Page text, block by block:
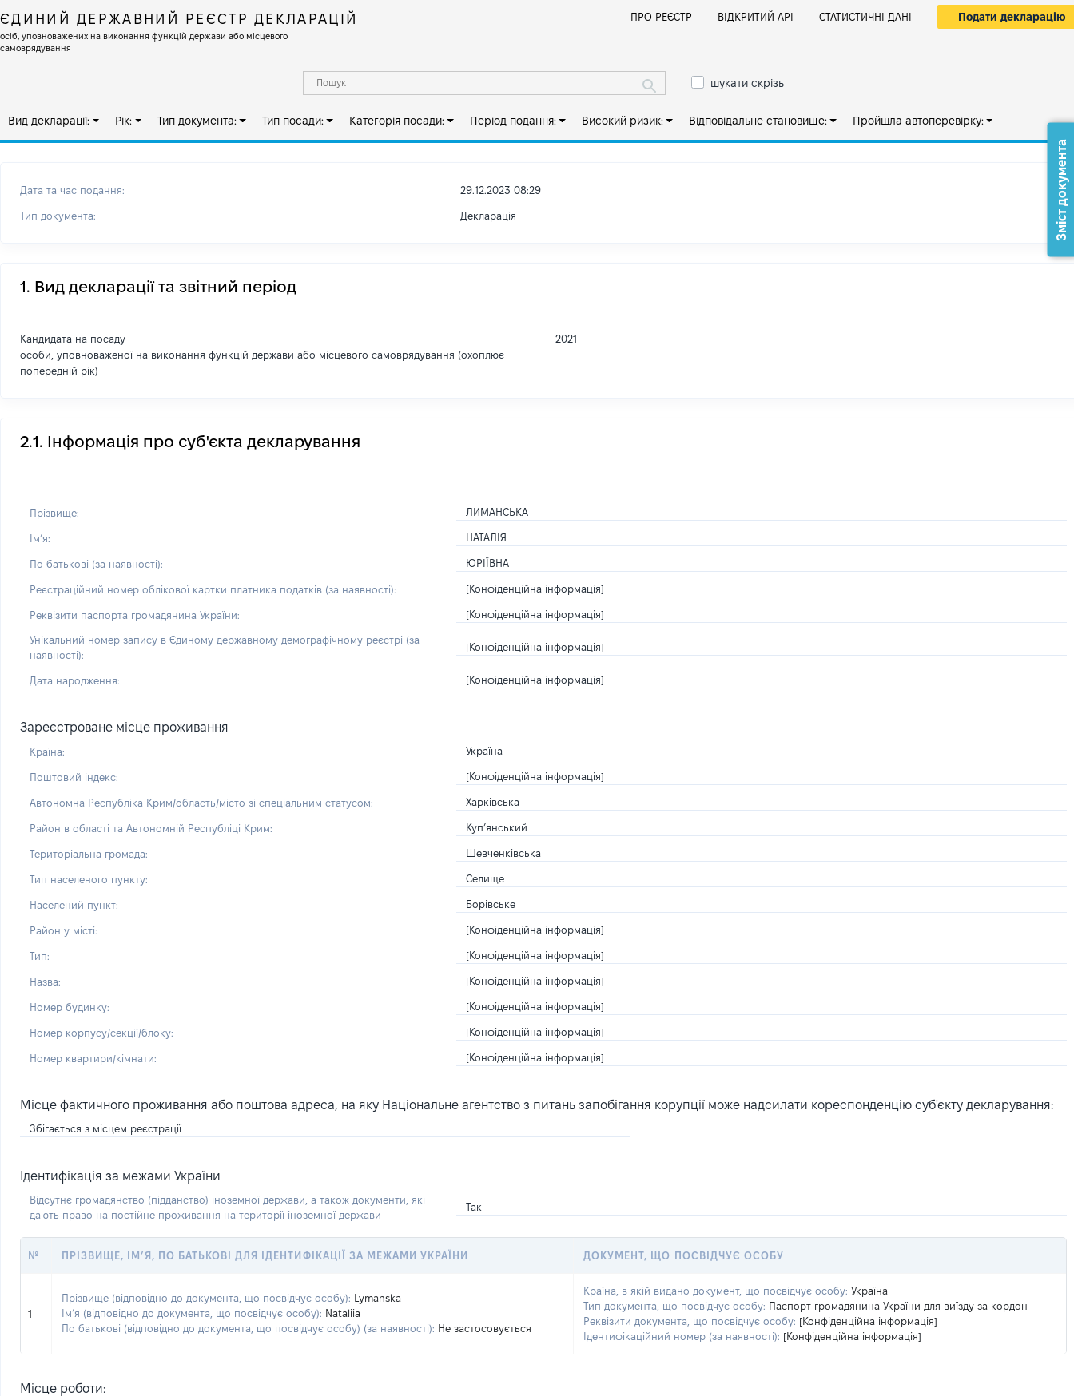
ЄДИНИЙ ДЕРЖАВНИЙ РЕЄСТР ДЕКЛАРАЦІЙ
осіб, уповноважених на виконання функцій держави або місцевого
самоврядування
ПРО РЕЄСТР ВІДКРИТИЙ АРІ СТАТИСТИЧНІ ДАНІ Подати декларацію
шукати скрізь
Вид декларації: Рік: Тип документа: Тип посади: Категорія посади: Період подання: Високий ризик: Відповідальне становище: Пройшла автоперевірку:
Дата та час подання: 29.12.2023 08:29
Тип документа: Декларація
1. Вид декларації та звітний період
Кандидата на посаду
особи, уповноваженої на виконання функцій держави або місцевого самоврядування (охоплює
попередній рік)
2021
2.1. Інформація про суб'єкта декларування
Прізвище: ЛИМАНСЬКА
Імʼя: НАТАЛІЯ
По батькові (за наявності): ЮРІЇВНА
Реєстраційний номер облікової картки платника податків (за наявності): [Конфіденційна інформація]
Реквізити паспорта громадянина України: [Конфіденційна інформація]
Унікальний номер запису в Єдиному державному демографічному реєстрі (за
наявності):
[Конфіденційна інформація]
Дата народження: [Конфіденційна інформація]
Зареєстроване місце проживання
Країна: Україна
Поштовий індекс: [Конфіденційна інформація]
Автономна Республіка Крим/область/місто зі спеціальним статусом: Харківська
Район в області та Автономній Республіці Крим: Куп’янський
Територіальна громада: Шевченківська
Тип населеного пункту: Селище
Населений пункт: Борівське
Район у місті: [Конфіденційна інформація]
Тип: [Конфіденційна інформація]
Назва: [Конфіденційна інформація]
Номер будинку: [Конфіденційна інформація]
Номер корпусу/секції/блоку: [Конфіденційна інформація]
Номер квартири/кімнати: [Конфіденційна інформація]
Місце фактичного проживання або поштова адреса, на яку Національне агентство з питань запобігання корупції може надсилати кореспонденцію суб'єкту декларування:
Збігається з місцем реєстрації
Ідентифікація за межами України
Відсутнє громадянство (підданство) іноземної держави, а також документи, які
дають право на постійне проживання на території іноземної держави
Так
№ ПРІЗВИЩЕ, ІМ’Я, ПО БАТЬКОВІ ДЛЯ ІДЕНТИФІКАЦІЇ ЗА МЕЖАМИ УКРАЇНИ ДОКУМЕНТ, ЩО ПОСВІДЧУЄ ОСОБУ
1
Прізвище (відповідно до документа, що посвідчує особу):
Lymanska
Ім’я (відповідно до документа, що посвідчує особу): Nataliia
По батькові (відповідно до документа, що посвідчує особу) (за наявності): Не застосовується
Країна, в якій видано документ, що посвідчує особу: Україна
Тип документа, що посвідчує особу: Паспорт громадянина України для виїзду за кордон
Реквізити документа, що посвідчує особу: [Конфіденційна інформація]
Ідентифікаційний номер (за наявності): [Конфіденційна інформація]
Місце роботи:
Зміст документа